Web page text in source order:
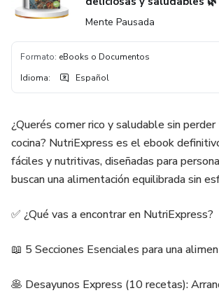
Mente Pausada
Formato: eBooks o Documentos
Idioma: Español
¿Querés comer rico y saludable sin
cocina? NutriExpress es el ebook
fáciles y nutritivas, diseñadas para
buscan una alimentación equilibrada sin
✅ ¿Qué vas a encontrar en NutriExpress?
📖 5 Secciones Esenciales para una
🥞 Desayunos Express (10 recetas):